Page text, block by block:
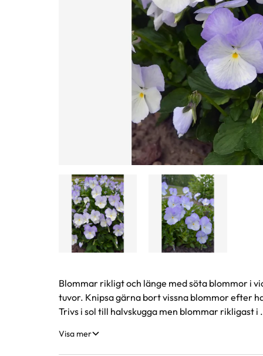
Produktinformation
Blommar rikligt och länge med söta blommor i
tuvor. Knipsa gärna bort vissna blommor efter
Trivs i sol till halvskugga men blommar rikligast i
Visa mer